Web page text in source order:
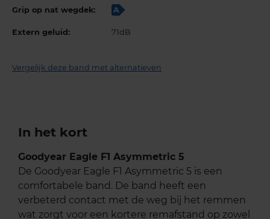
Grip op nat wegdek: A
Extern geluid: 71dB
Vergelijk deze band met alternatieven
In het kort
Goodyear Eagle F1 Asymmetric 5
De Goodyear Eagle F1 Asymmetric 5 is een
comfortabele band. De band heeft een
verbeterd contact met de weg bij het remmen
wat zorgt voor een kortere remafstand op zowel